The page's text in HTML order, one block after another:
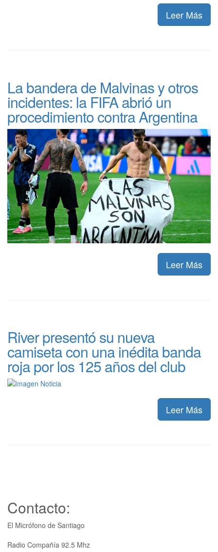
Leer Más
La bandera de Malvinas y otros
incidentes: la FIFA abrió un
procedimiento contra Argentina
Leer Más
River presentó su nueva
camiseta con una inédita banda
roja por los 125 años del club
Leer Más
Contacto:
El Micrófono de Santiago
Radio Compañía 92.5 Mhz